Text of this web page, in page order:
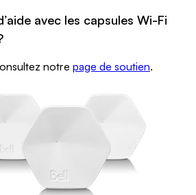
avec les capsules Wi-Fi
notre page de soutien.